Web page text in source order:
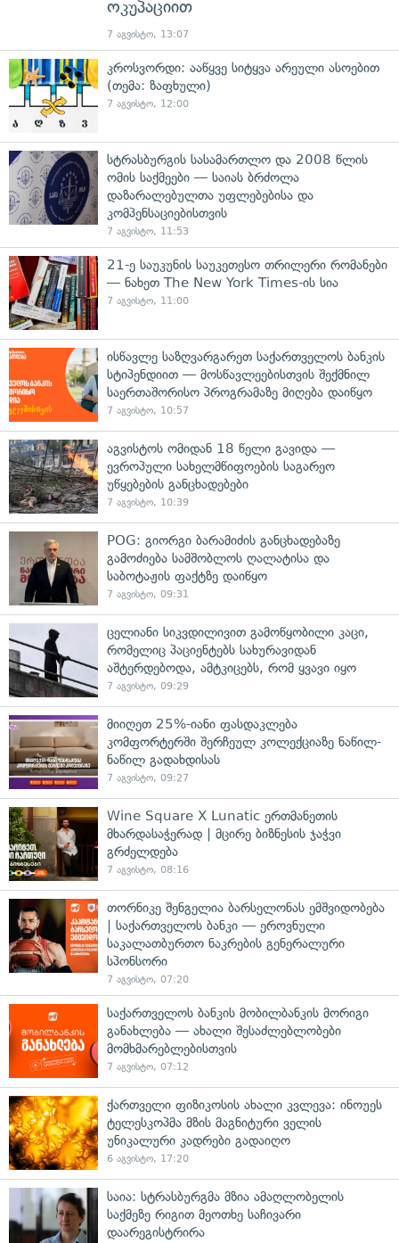
ოკუპაციით
7 აგვისტო, 13:07
კროსვორდი: ააწყვე სიტყვა არეული ასოებით
(თემა: ზაფხული)
7 აგვისტო, 12:00
სტრასბურგის სასამართლო და 2008 წლის
ომის საქმეები — საიას ბრძოლა
დაზარალებულთა უფლებებისა და
კომპენსაციებისთვის
7 აგვისტო, 11:53
21-ე საუკუნის საუკეთესო თრილერი რომანები
— ნახეთ The New York Times-ის სია
7 აგვისტო, 11:00
ისწავლე საზღვარგარეთ საქართველოს ბანკის
სტიპენდიით — მოსწავლეებისთვის შექმნილ
საერთაშორისო პროგრამაზე მიღება დაიწყო
7 აგვისტო, 10:57
აგვისტოს ომიდან 18 წელი გავიდა —
ევროპული სახელმწიფოების საგარეო
უწყებების განცხადებები
7 აგვისტო, 10:39
POG: გიორგი ბარამიძის განცხადებაზე
გამოძიება სამშობლოს ღალატისა და
საბოტაჟის ფაქტზე დაიწყო
7 აგვისტო, 09:31
ცელიანი სიკვდილივით გამოწყობილი კაცი,
რომელიც პაციენტებს სახურავიდან
აშტერდებოდა, ამტკიცებს, რომ ყვავი იყო
7 აგვისტო, 09:29
მიიღეთ 25%-იანი ფასდაკლება
კომფორტერში შერჩეულ კოლექციაზე ნაწილ-
ნაწილ გადახდისას
7 აგვისტო, 09:27
Wine Square X Lunatic ერთმანეთის
მხარდასაჭერად | მცირე ბიზნესის ჯაჭვი
გრძელდება
7 აგვისტო, 08:16
თორნიკე შენგელია ბარსელონას ემშვიდობება
| საქართველოს ბანკი — ეროვნული
საკალათბურთო ნაკრების გენერალური
სპონსორი
7 აგვისტო, 07:20
საქართველოს ბანკის მობილბანკის მორიგი
განახლება — ახალი შესაძლებლობები
მომხმარებლებისთვის
7 აგვისტო, 07:12
ქართველი ფიზიკოსის ახალი კვლევა: ინოუეს
ტელესკოპმა მზის მაგნიტური ველის
უნიკალური კადრები გადაიღო
6 აგვისტო, 17:20
საია: სტრასბურგმა მზია ამაღლობელის
საქმეზე რიგით მეოთხე საჩივარი
დაარეგისტრირა